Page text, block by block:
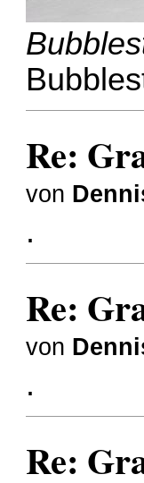
Re:
von
.
Re:
von
.
Re: